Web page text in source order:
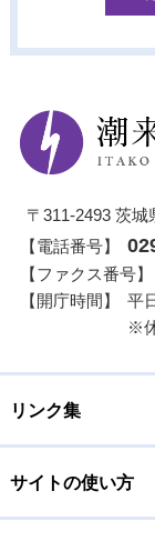
〒311-2493 茨城
【電話番号】
【ファクス番号】
【開庁時間】
平
※
リンク集
サイトの使い方